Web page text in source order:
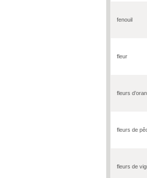
fenouil
fleur
fleurs
fleurs de
fleurs de